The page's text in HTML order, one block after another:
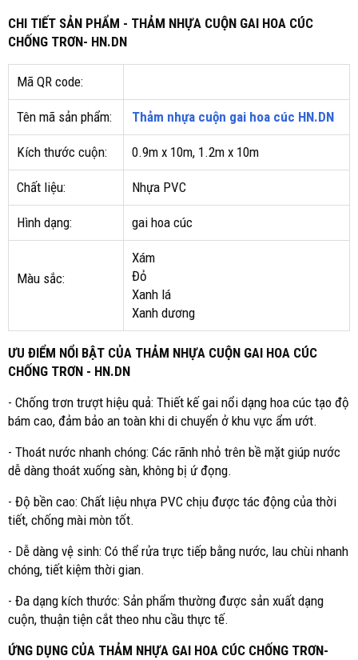
CHI TIẾT SẢN PHẨM - THẢM NHỰA CUỘN GAI HOA CÚC
CHỐNG TRƠN- HN.DN
Mã QR code:
Tên mã sản phẩm: Thảm nhựa cuộn gai hoa cúc HN.DN
Kích thước cuộn: 0.9m x 10m, 1.2m x 10m
Chất liệu: Nhựa PVC
Hình dạng: gai hoa cúc
Màu sắc:
Xám
Đỏ
Xanh lá
Xanh dương
ƯU ĐIỂM NỔI BẬT CỦA THẢM NHỰA CUỘN GAI HOA CÚC
CHỐNG TRƠN - HN.DN
- Chống trơn trượt hiệu quả: Thiết kế gai nổi dạng hoa cúc tạo độ
bám cao, đảm bảo an toàn khi di chuyển ở khu vực ẩm ướt.
- Thoát nước nhanh chóng: Các rãnh nhỏ trên bề mặt giúp nước
dễ dàng thoát xuống sàn, không bị ứ đọng.
- Độ bền cao: Chất liệu nhựa PVC chịu được tác động của thời
tiết, chống mài mòn tốt.
- Dễ dàng vệ sinh: Có thể rửa trực tiếp bằng nước, lau chùi nhanh
chóng, tiết kiệm thời gian.
- Đa dạng kích thước: Sản phẩm thường được sản xuất dạng
cuộn, thuận tiện cắt theo nhu cầu thực tế.
ỨNG DỤNG CỦA THẢM NHỰA GAI HOA CÚC CHỐNG TRƠN-